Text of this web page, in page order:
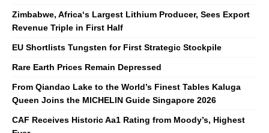
Zimbabwe, Africa‘s Largest Lithium Producer, Sees Export
Revenue Triple in First Half
EU Shortlists Tungsten for First Strategic Stockpile
Rare Earth Prices Remain Depressed
From Qiandao Lake to the World’s Finest Tables Kaluga
Queen Joins the MICHELIN Guide Singapore 2026
CAF Receives Historic Aa1 Rating from Moody’s, Highest